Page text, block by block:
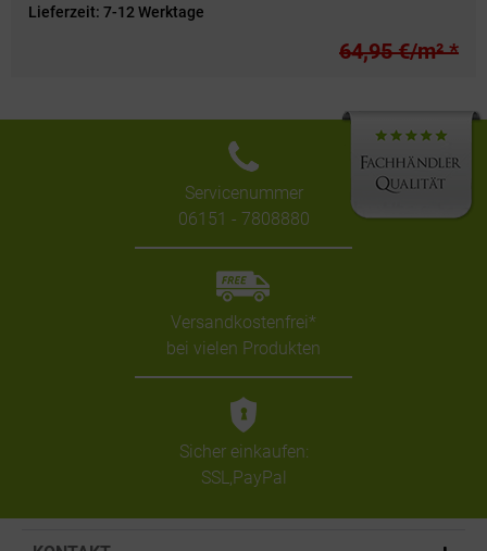
Lieferzeit: 7-12 Werktage
64,95 €/m² *
Servicenummer
06151 - 7808880
Versandkostenfrei*
bei vielen Produkten
Sicher einkaufen:
SSL,PayPal